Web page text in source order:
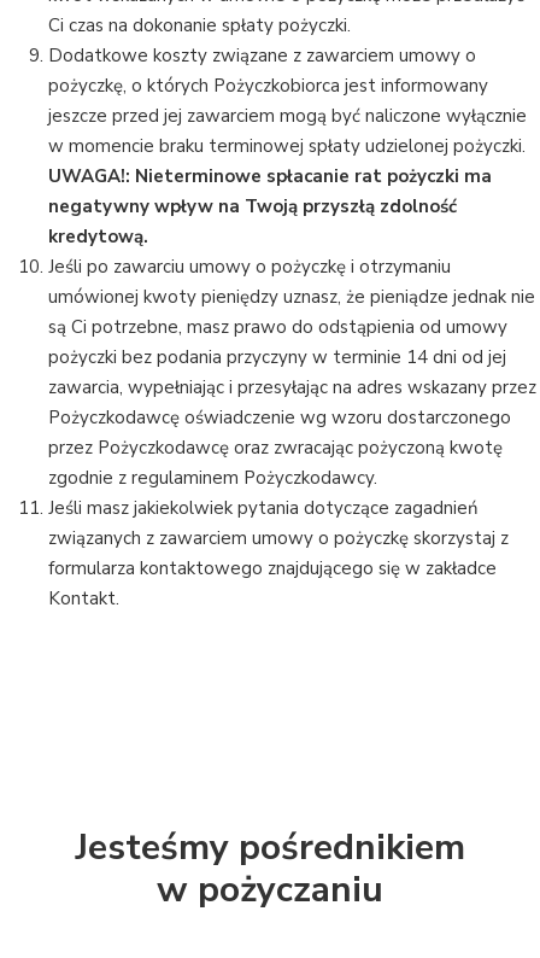
Ci czas na dokonanie spłaty pożyczki.
Dodatkowe koszty związane z zawarciem umowy o
pożyczkę, o których Pożyczkobiorca jest informowany
jeszcze przed jej zawarciem mogą być naliczone wyłącznie
w momencie braku terminowej spłaty udzielonej pożyczki.
UWAGA!: Nieterminowe spłacanie rat pożyczki ma
negatywny wpływ na Twoją przyszłą zdolność
kredytową.
Jeśli po zawarciu umowy o pożyczkę i otrzymaniu
umówionej kwoty pieniędzy uznasz, że pieniądze jednak nie
są Ci potrzebne, masz prawo do odstąpienia od umowy
pożyczki bez podania przyczyny w terminie 14 dni od jej
zawarcia, wypełniając i przesyłając na adres wskazany przez
Pożyczkodawcę oświadczenie wg wzoru dostarczonego
przez Pożyczkodawcę oraz zwracając pożyczoną kwotę
zgodnie z regulaminem Pożyczkodawcy.
Jeśli masz jakiekolwiek pytania dotyczące zagadnień
związanych z zawarciem umowy o pożyczkę skorzystaj z
formularza kontaktowego znajdującego się w zakładce
Kontakt.
Jesteśmy pośrednikiem
w pożyczaniu